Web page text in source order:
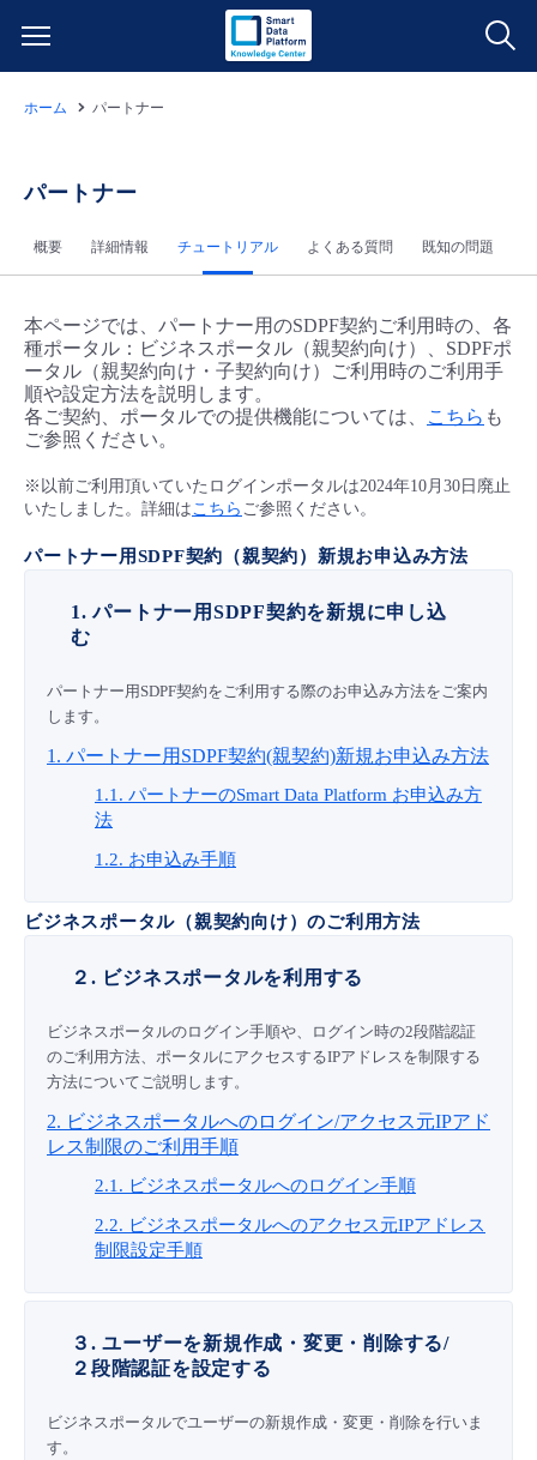
サービス一覧
データ利活用
クラウド/サーバー
ネットワーク
IoT
管理機能
よくある質問
データ利活用
クラウド/サーバー
ネットワーク
サポート
料金情報
料金シミュレーター
データ利活用
IoT
すべてのメニューを見る
ご利用開始ガイド
■ 管理機能
■ セットアップガイド
- 新規お申し込み方法
- 初期設定・確認
- ユーザー機能の管理
- 登録情報の管理
■ 基本構築ガイド
- クラウド / サーバー
- Flexible Remote Access
- vUTM2
ユースケース
- マルチクラウド利用
- リモートワーク
- ITインフラストラクチャー
- その他
故障/メンテナンス履歴
販売パートナー向けプログラム
協業パートナー
脱炭素化
ホーム パートナー
パートナー
概要 詳細情報 チュートリアル よくある質問 既知の問題
本ページでは、パートナー用のSDPF契約ご利用時の、各
種ポータル：ビジネスポータル（親契約向け）、SDPFポ
ータル（親契約向け・子契約向け）ご利用時のご利用手
順や設定方法を説明します。
各ご契約、ポータルでの提供機能については、
こちら も
ご参照ください。
※以前ご利用頂いていたログインポータルは2024年10月30日廃止
いたしました。詳細はこちら ご参照ください。
パートナー用SDPF契約（親契約）新規お申込み方法
1. パートナー用SDPF契約を新規に申し込
む
パートナー用SDPF契約をご利用する際のお申込み方法をご案内
します。
1. パートナー用SDPF契約(親契約)新規お申込み方法
1.1. パートナーのSmart Data Platform お申込み方
法
1.2. お申込み手順
ビジネスポータル（親契約向け）のご利用方法
２. ビジネスポータルを利用する
ビジネスポータルのログイン手順や、ログイン時の2段階認証
のご利用方法、ポータルにアクセスするIPアドレスを制限する
方法についてご説明します。
2. ビジネスポータルへのログイン/アクセス元IPアド
レス制限のご利用手順
2.1. ビジネスポータルへのログイン手順
2.2. ビジネスポータルへのアクセス元IPアドレス
制限設定手順
３. ユーザーを新規作成・変更・削除する/
２段階認証を設定する
ビジネスポータルでユーザーの新規作成・変更・削除を行いま
す。